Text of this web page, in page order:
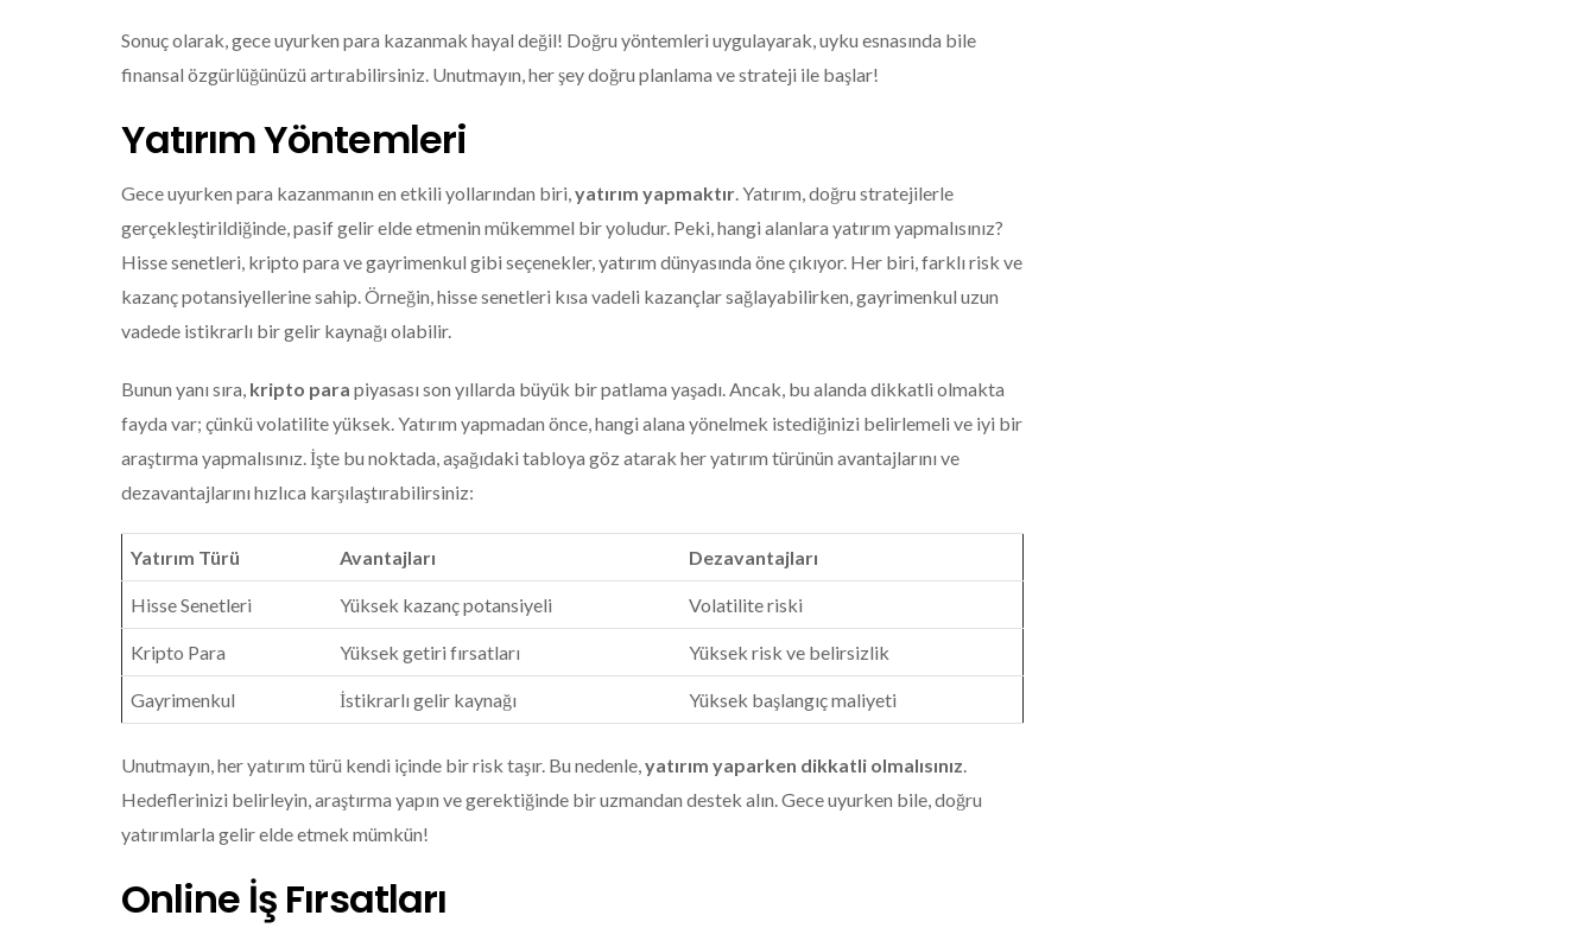
Sonuç olarak, gece uyurken para kazanmak hayal değil! Doğru yöntemleri uygulayarak, uyku esnasında bile
finansal özgürlüğünüzü artırabilirsiniz. Unutmayın, her şey doğru planlama ve strateji ile başlar!
Yatırım Yöntemleri
Gece uyurken para kazanmanın en etkili yollarından biri,yatırım yapmaktır. Yatırım, doğru stratejilerle
gerçekleştirildiğinde, pasif gelir elde etmenin mükemmel bir yoludur. Peki, hangi alanlara yatırım yapmalısınız?
Hisse senetleri, kripto para ve gayrimenkul gibi seçenekler, yatırım dünyasında öne çıkıyor. Her biri, farklı risk ve
kazanç potansiyellerine sahip. Örneğin, hisse senetleri kısa vadeli kazançlar sağlayabilirken, gayrimenkul uzun
vadede istikrarlı bir gelir kaynağı olabilir.
Bunun yanı sıra, kripto para piyasası son yıllarda büyük bir patlama yaşadı. Ancak, bu alanda dikkatli olmakta
fayda var; çünkü volatilite yüksek. Yatırım yapmadan önce, hangi alana yönelmek istediğinizi belirlemeli ve iyi bir
araştırma yapmalısınız. İşte bu noktada, aşağıdaki tabloya göz atarak her yatırım türünün avantajlarını ve
dezavantajlarını hızlıca karşılaştırabilirsiniz:
Yatırım Türü Avantajları Dezavantajları
Hisse Senetleri Yüksek kazanç potansiyeli Volatilite riski
Kripto Para Yüksek getiri fırsatları Yüksek risk ve belirsizlik
Gayrimenkul İstikrarlı gelir kaynağı Yüksek başlangıç maliyeti
Unutmayın, her yatırım türü kendi içinde bir risk taşır. Bu nedenle,yatırım yaparken dikkatli olmalısınız.
Hedeflerinizi belirleyin, araştırma yapın ve gerektiğinde bir uzmandan destek alın. Gece uyurken bile, doğru
yatırımlarla gelir elde etmek mümkün!
Online İş Fırsatları